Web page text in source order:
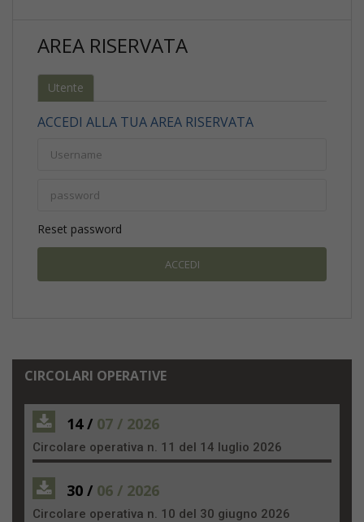
AREA RISERVATA
Utente
ACCEDI ALLA TUA AREA RISERVATA
Reset password
CIRCOLARI OPERATIVE
14 / 07 / 2026
Circolare operativa n. 11 del 14 luglio 2026
30 / 06 / 2026
Circolare operativa n. 10 del 30 giugno 2026